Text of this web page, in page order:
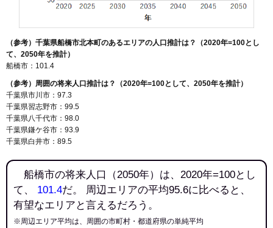
（参考）千葉県船橋市北本町のあるエリアの人口推計は？（2020年=100とし
て、2050年を推計）
船橋市：101.4
（参考）周囲の将来人口推計は？（2020年=100として、2050年を推計）
千葉県市川市：97.3
千葉県習志野市：99.5
千葉県八千代市：98.0
千葉県鎌ケ谷市：93.9
千葉県白井市：89.5
船橋市の将来人口（2050年）は、2020年=100とし
て、 101.4だ。 周辺エリアの平均95.6に比べると、
有望なエリアと言えるだろう。
※周辺エリア平均は、周囲の市町村・都道府県の単純平均